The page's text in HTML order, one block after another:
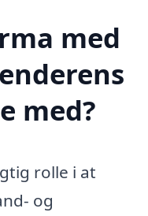
med
med?
rolle i at
og